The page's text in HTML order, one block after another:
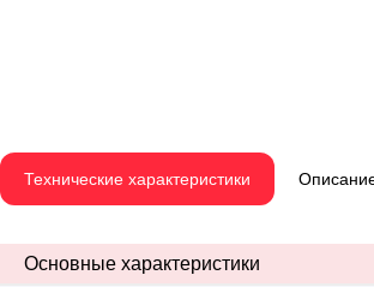
Технические характеристики
Основные характеристики